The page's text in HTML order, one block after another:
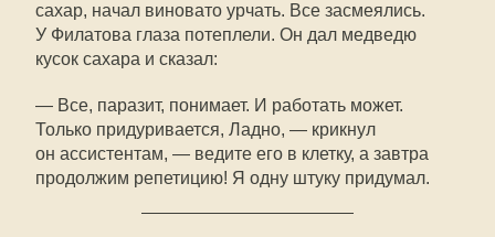
сахар, начал виновато урчать. Все засмеялись.
У Филатова глаза потеплели. Он дал медведю
кусок сахара и сказал:
— Все, паразит, понимает. И работать может.
Только придуривается, Ладно, — крикнул
он ассистентам, — ведите его в клетку, а завтра
продолжим репетицию! Я одну штуку придумал.